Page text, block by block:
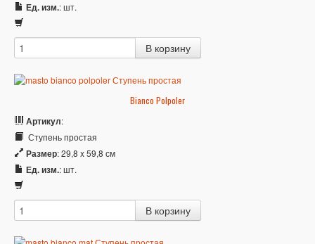
Ед. изм.: шт.
Bianco Polpoler
Артикул:
Ступень простая
Размер: 29,8 x 59,8 см
Ед. изм.: шт.